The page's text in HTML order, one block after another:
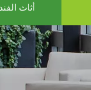
أثاث